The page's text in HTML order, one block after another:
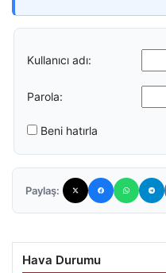
Kullanıcı adı:
Parola:
Beni hatırla
Paylaş:
Hava Durumu